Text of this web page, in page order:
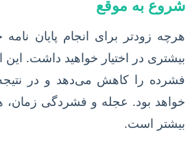
شروع به موقع
هرچه زودتر برای انجام پایان نامه
بیشتری در اختیار خواهید داشت. این
فشرده را کاهش می‌دهد و در نتیجه،
خواهد بود. عجله و فشردگی زمان،
بیشتر است.